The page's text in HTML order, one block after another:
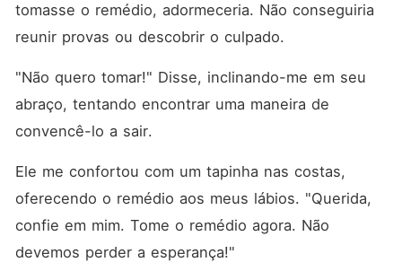
tomasse o remédio, adormeceria. Não conseguiria
reunir provas ou descobrir o culpado.
"Não quero tomar!" Disse, inclinando-me em seu
abraço, tentando encontrar uma maneira de
convencê-lo a sair.
Ele me confortou com um tapinha nas costas,
oferecendo o remédio aos meus lábios. "Querida,
confie em mim. Tome o remédio agora. Não
devemos perder a esperança!"